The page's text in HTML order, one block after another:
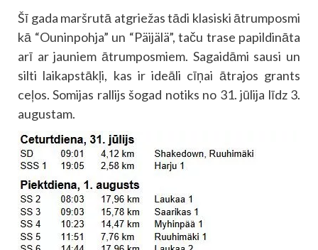
Šī gada maršrutā atgriežas tādi klasiski ātrumposmi
kā “Ouninpohja” un “Päijälä”, taču trase papildināta
arī ar jauniem ātrumposmiem. Sagaidāmi sausi un
silti laikapstākļi, kas ir ideāli cīņai ātrajos grants
ceļos. Somijas rallijs šogad notiks no 31. jūlija līdz 3.
augustam.